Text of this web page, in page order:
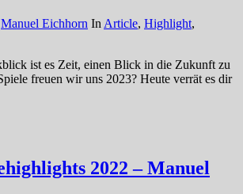
Manuel Eichhorn In Article, Highlight,
ist es Zeit, einen Blick in die Zukunft zu
freuen wir uns 2023? Heute verrät es dir
2022 – Manuel